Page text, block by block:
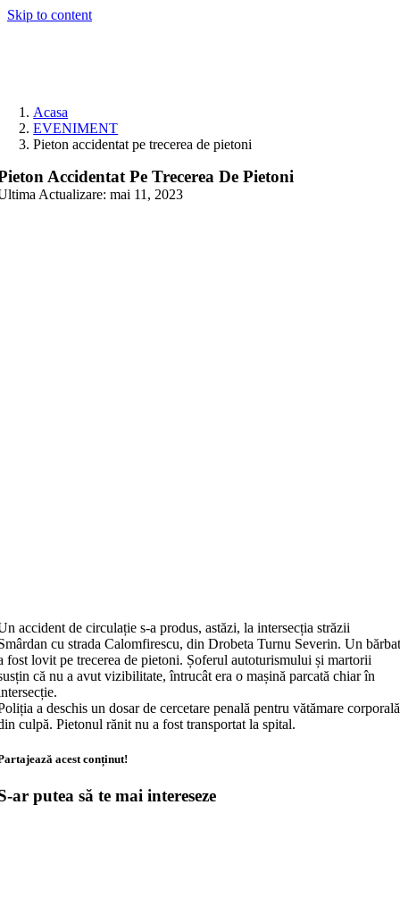
Skip to content
Acasa
EVENIMENT
Pieton accidentat pe trecerea de pietoni
Accidentat Pe Trecerea De Pietoni
Actualizare: mai 11, 2023
accident de circulație s-a produs, astăzi, la intersecția străzii
cu strada Calomfirescu, din Drobeta Turnu Severin. Un
fost lovit pe trecerea de pietoni. Șoferul autoturismului și martorii
că nu a avut vizibilitate, întrucât era o mașină parcată chiar în
a deschis un dosar de cercetare penală pentru vătămare corporală
culpă. Pietonul rănit nu a fost transportat la spital.
acest conținut!
ar putea să te mai intereseze